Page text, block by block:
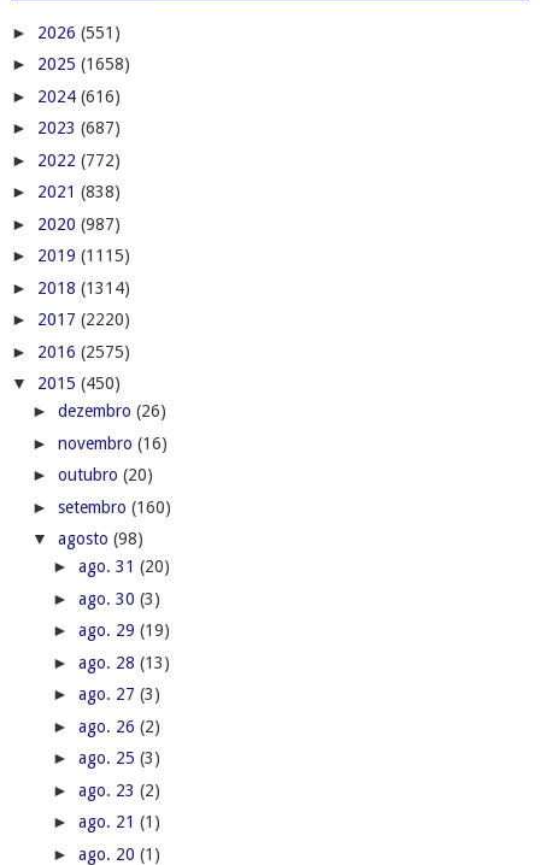
► 2026 (551)
► 2025 (1658)
► 2024 (616)
► 2023 (687)
► 2022 (772)
► 2021 (838)
► 2020 (987)
► 2019 (1115)
► 2018 (1314)
► 2017 (2220)
► 2016 (2575)
▼ 2015 (450)
► dezembro (26)
► novembro (16)
► outubro (20)
► setembro (160)
▼ agosto (98)
► ago. 31 (20)
► ago. 30 (3)
► ago. 29 (19)
► ago. 28 (13)
► ago. 27 (3)
► ago. 26 (2)
► ago. 25 (3)
► ago. 23 (2)
► ago. 21 (1)
► ago. 20 (1)